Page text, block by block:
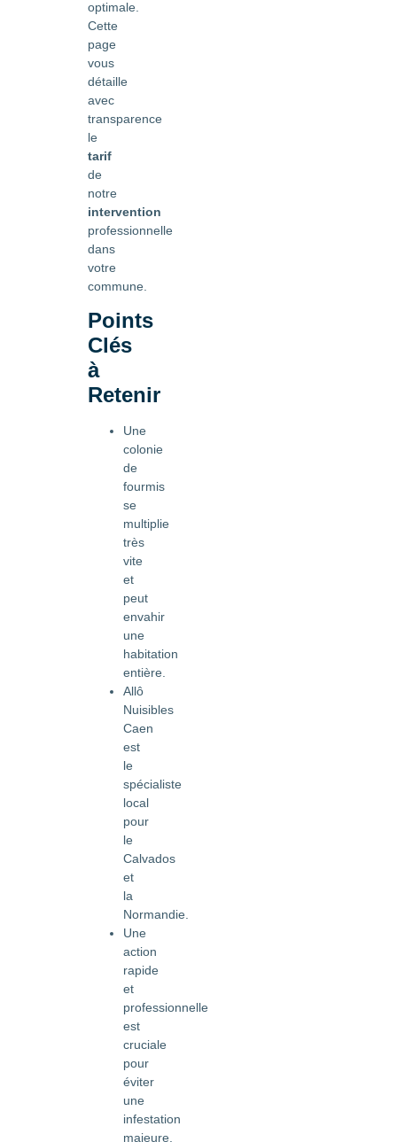
optimale.
Cette
page
vous
détaille
avec
transparence
le
tarif
de
notre
intervention
professionnelle
dans
votre
commune.
Points
Clés
à
Retenir
Une
colonie
de
fourmis
se
multiplie
très
vite
et
peut
envahir
une
habitation
entière.
Allô
Nuisibles
Caen
est
le
spécialiste
local
pour
le
Calvados
et
la
Normandie.
Une
action
rapide
et
professionnelle
est
cruciale
pour
éviter
une
infestation
majeure.